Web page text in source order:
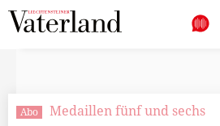
Abo Medaillen fünf und sechs